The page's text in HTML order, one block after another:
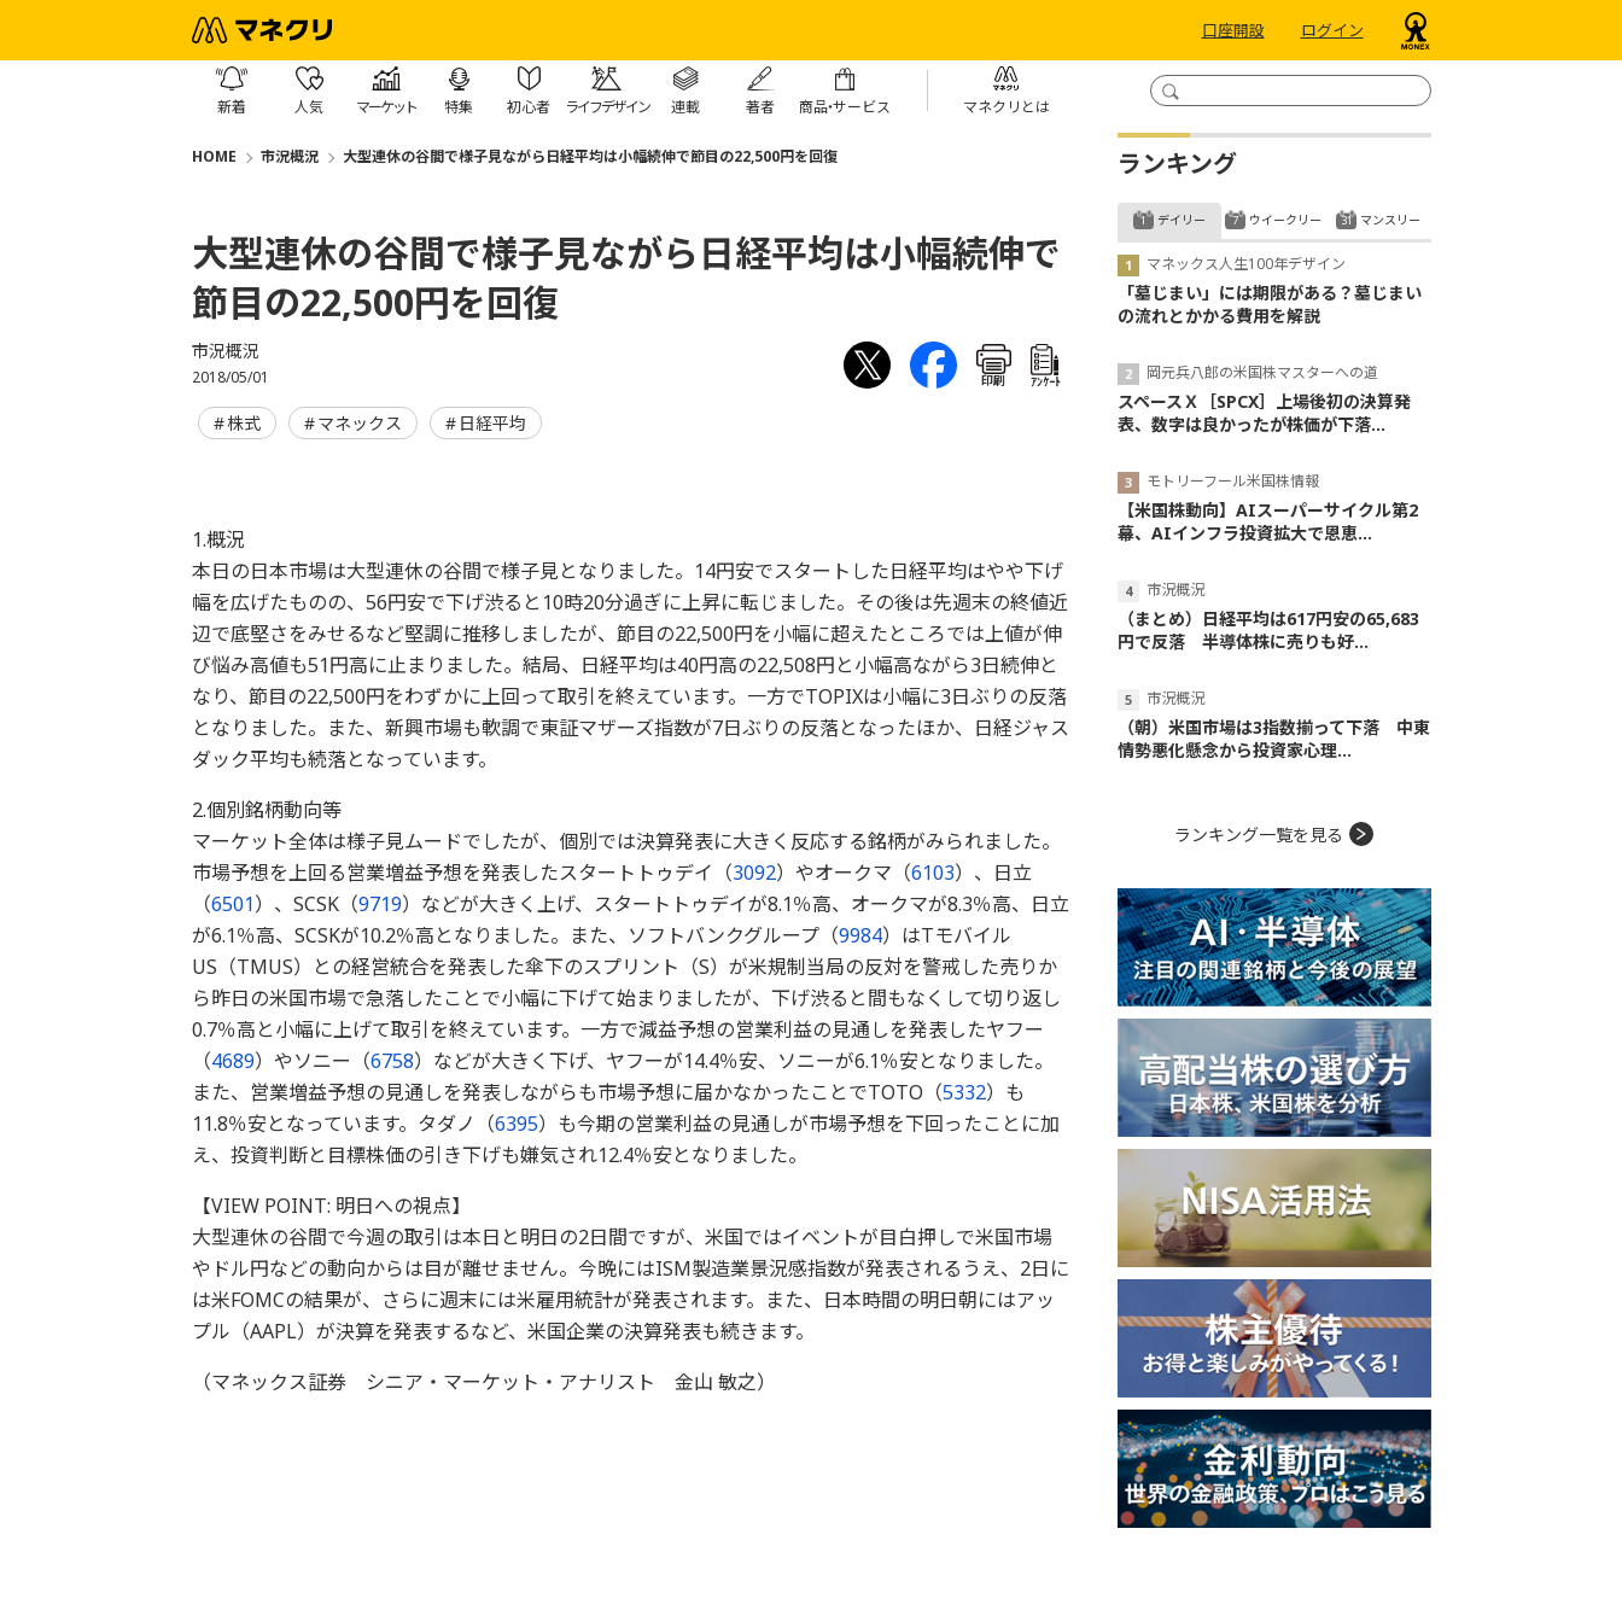
口座開設 ログイン
新着 人気 マーケット 特集 初心者 ライフデザイン 連載 著者 商品・サービス マネクリとは
HOME 市況概況 大型連休の谷間で様子見ながら日経平均は小幅続伸で節目の22,500円を回復
大型連休の谷間で様子見ながら日経平均は小幅続伸で
節目の22,500円を回復
市況概況
2018/05/01 印刷 ｱﾝｹｰﾄ
株式 マネックス 日経平均
1.概況
本日の日本市場は大型連休の谷間で様子見となりました。14円安でスタートした日経平均はやや下げ
幅を広げたものの、56円安で下げ渋ると10時20分過ぎに上昇に転じました。その後は先週末の終値近
辺で底堅さをみせるなど堅調に推移しましたが、節目の22,500円を小幅に超えたところでは上値が伸
び悩み高値も51円高に止まりました。結局、日経平均は40円高の22,508円と小幅高ながら3日続伸と
なり、節目の22,500円をわずかに上回って取引を終えています。一方でTOPIXは小幅に3日ぶりの反落
となりました。また、新興市場も軟調で東証マザーズ指数が7日ぶりの反落となったほか、日経ジャス
ダック平均も続落となっています。
2.個別銘柄動向等
マーケット全体は様子見ムードでしたが、個別では決算発表に大きく反応する銘柄がみられました。
市場予想を上回る営業増益予想を発表したスタートトゥデイ（3092）やオークマ（6103）、日立
（6501）、SCSK（9719）などが大きく上げ、スタートトゥデイが8.1％高、オークマが8.3％高、日立
が6.1％高、SCSKが10.2％高となりました。また、ソフトバンクグループ（9984）はTモバイル
US（TMUS）との経営統合を発表した傘下のスプリント（S）が米規制当局の反対を警戒した売りか
ら昨日の米国市場で急落したことで小幅に下げて始まりましたが、下げ渋ると間もなくして切り返し
0.7％高と小幅に上げて取引を終えています。一方で減益予想の営業利益の見通しを発表したヤフー
（4689）やソニー（6758）などが大きく下げ、ヤフーが14.4％安、ソニーが6.1％安となりました。
また、営業増益予想の見通しを発表しながらも市場予想に届かなかったことでTOTO（5332）も
11.8％安となっています。タダノ（6395）も今期の営業利益の見通しが市場予想を下回ったことに加
え、投資判断と目標株価の引き下げも嫌気され12.4％安となりました。
【VIEW POINT: 明日への視点】
大型連休の谷間で今週の取引は本日と明日の2日間ですが、米国ではイベントが目白押しで米国市場
やドル円などの動向からは目が離せません。今晩にはISM製造業景況感指数が発表されるうえ、2日に
は米FOMCの結果が、さらに週末には米雇用統計が発表されます。また、日本時間の明日朝にはアッ
プル（AAPL）が決算を発表するなど、米国企業の決算発表も続きます。
（マネックス証券 シニア・マーケット・アナリスト 金山 敏之）
ランキング
デイリー
マネックス人生100年デザイン
「墓じまい」には期限がある？墓じまい
の流れとかかる費用を解説
岡元兵八郎の米国株マスターへの道
スペースＸ［SPCX］上場後初の決算発
表、数字は良かったが株価が下落...
モトリーフール米国株情報
【米国株動向】AIスーパーサイクル第2
幕、AIインフラ投資拡大で恩恵...
市況概況
（まとめ）日経平均は617円安の65,683
円で反落 半導体株に売りも好...
市況概況
（朝）米国市場は3指数揃って下落 中東
情勢悪化懸念から投資家心理...
ウイークリー マンスリー
ランキング一覧を見る